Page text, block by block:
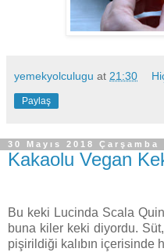
yemekyolculugu at 21:30
Paylaş
30 Mayıs 2018 Çarşamba
Kakaolu Vegan
Bu keki Lucinda Scala
buna kiler keki diyordu.
pişirildiği kalıbın içerisinde